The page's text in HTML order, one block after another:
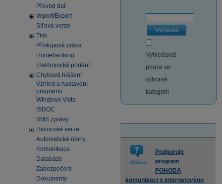
Převod dat
Import/Export
Síťová verze
Tisk
Přístupová práva
Homebanking
Elektronická podání
Chybová hlášení
Vzhled a nastavení
programu
Windows Vista
ISDOC
SMS zprávy
Historické verze
Automatické úlohy
Komunikace
Databáze
Zabezpečení
Dokumenty
Vyhledat
Vyhledávat
pouze ve
vybrané
kategorii
otázka
Podporuje
program
POHODA
komunikaci s internetovými